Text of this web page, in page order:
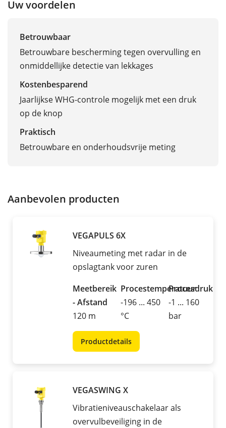
Uw voordelen
Betrouwbaar
Betrouwbare bescherming tegen overvulling en
onmiddellijke detectie van lekkages
Kostenbesparend
Jaarlijkse WHG-controle mogelijk met een druk
op de knop
Praktisch
Betrouwbare en onderhoudsvrije meting
Aanbevolen producten
VEGAPULS 6X
Niveaumeting met radar in de
opslagtank voor zuren
Meetbereik
- Afstand
120 m
Procestemperatuur
-196 ... 450
°C
Procesdruk
-1 ... 160
bar
Productdetails
VEGASWING X
Vibratieniveauschakelaar als
overvulbeveiliging in de